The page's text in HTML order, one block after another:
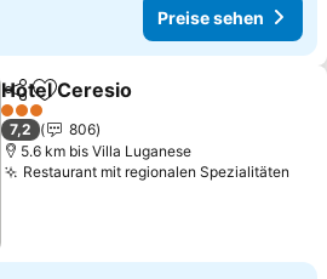
Preise sehen
TeilenZu Favoriten hinzufügen
Hotel Ceresio
3 Sterne
7,2
806
5.6 km bis Villa Luganese
Restaurant mit regionalen Spezialitäten